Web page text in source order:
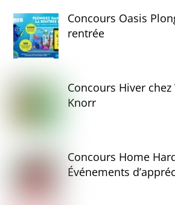
Concours Oasis
rentrée
Concours Hiver
Knorr
Concours Home
Événements